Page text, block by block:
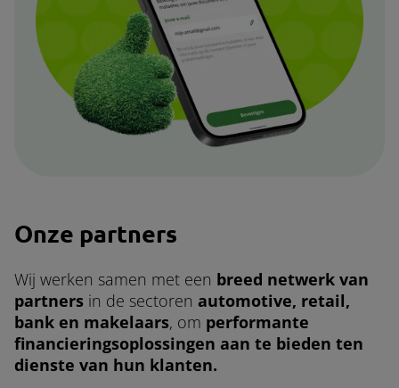
Onze partners
Wij werken samen met een breed netwerk van
partners in de sectoren automotive, retail,
bank en makelaars, om performante
financieringsoplossingen aan te bieden ten
dienste van hun klanten.